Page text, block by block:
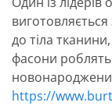
до тіла
фасони
https://